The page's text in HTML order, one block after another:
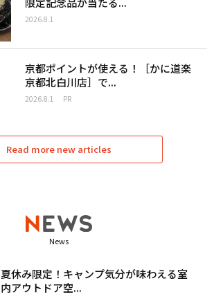
2026.8.1
京都ポイントが使える！［かに道楽
京都北白川店］で...
2026.8.1 PR
Read more new articles
News
夏休み限定！キャンプ気分が味わえる室
内アウトドア空...